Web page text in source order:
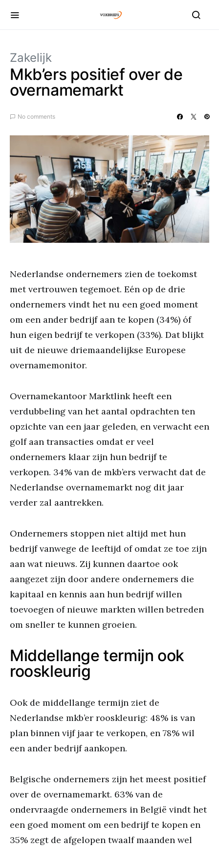
Zakelijk
Mkb’ers positief over de
overnamemarkt
No comments
Nederlandse ondernemers zien de toekomst
met vertrouwen tegemoet. Eén op de drie
ondernemers vindt het nu een goed moment
om een ander bedrijf aan te kopen (34%) óf
hun eigen bedrijf te verkopen (33%). Dat blijkt
uit de nieuwe driemaandelijkse Europese
overnamemonitor.
Overnamekantoor Marktlink heeft een
verdubbeling van het aantal opdrachten ten
opzichte van een jaar geleden, en verwacht een
golf aan transacties omdat er veel
ondernemers klaar zijn hun bedrijf te
verkopen. 34% van de mkb’ers verwacht dat de
Nederlandse overnamemarkt nog dit jaar
verder zal aantrekken.
Ondernemers stoppen niet altijd met hun
bedrijf vanwege de leeftijd of omdat ze toe zijn
aan wat nieuws. Zij kunnen daartoe ook
aangezet zijn door andere ondernemers die
kapitaal en kennis aan hun bedrijf willen
toevoegen of nieuwe markten willen betreden
om sneller te kunnen groeien.
Middellange termijn ook
rooskleurig
Ook de middellange termijn ziet de
Nederlandse mkb’er rooskleurig: 48% is van
plan binnen vijf jaar te verkopen, en 78% wil
een ander bedrijf aankopen.
Belgische ondernemers zijn het meest positief
over de overnamemarkt. 63% van de
ondervraagde ondernemers in België vindt het
een goed moment om een bedrijf te kopen en
35% zegt de afgelopen twaalf maanden wel